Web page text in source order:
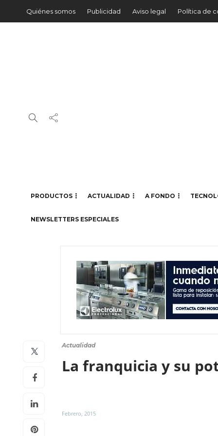
Quiénes somos Publicidad Aviso legal Política de
PRODUCTOS ACTUALIDAD A FONDO
NEWSLETTERS ESPECIALES
Actualidad
La franquicia y su
Febrero, 2015